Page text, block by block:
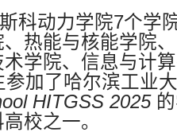
科动力学院7个学
热能与核能学院
学院、信息与计
参加了哈尔滨工业
HITGSS 2025
校之一。